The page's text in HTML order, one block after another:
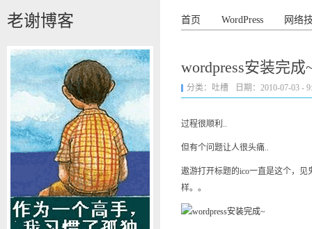
老谢博客 首页 WordPress 网络
wordpress安装完成
分类： 吐槽 日期：2010-07-03 -
过程很顺利..
但有个问题让人很头痛..
遨游打开标题的ico一直是这个，
样。。